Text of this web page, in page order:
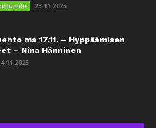
ilo 23.11.2025
ma 17.11. – Hyppäämisen
– Nina Hänninen